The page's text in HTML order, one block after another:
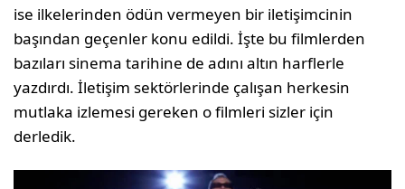
ise ilkelerinden ödün vermeyen bir iletişimcinin
başından geçenler konu edildi. İşte bu filmlerden
bazıları sinema tarihine de adını altın harflerle
yazdırdı. İletişim sektörlerinde çalışan herkesin
mutlaka izlemesi gereken o filmleri sizler için
derledik.